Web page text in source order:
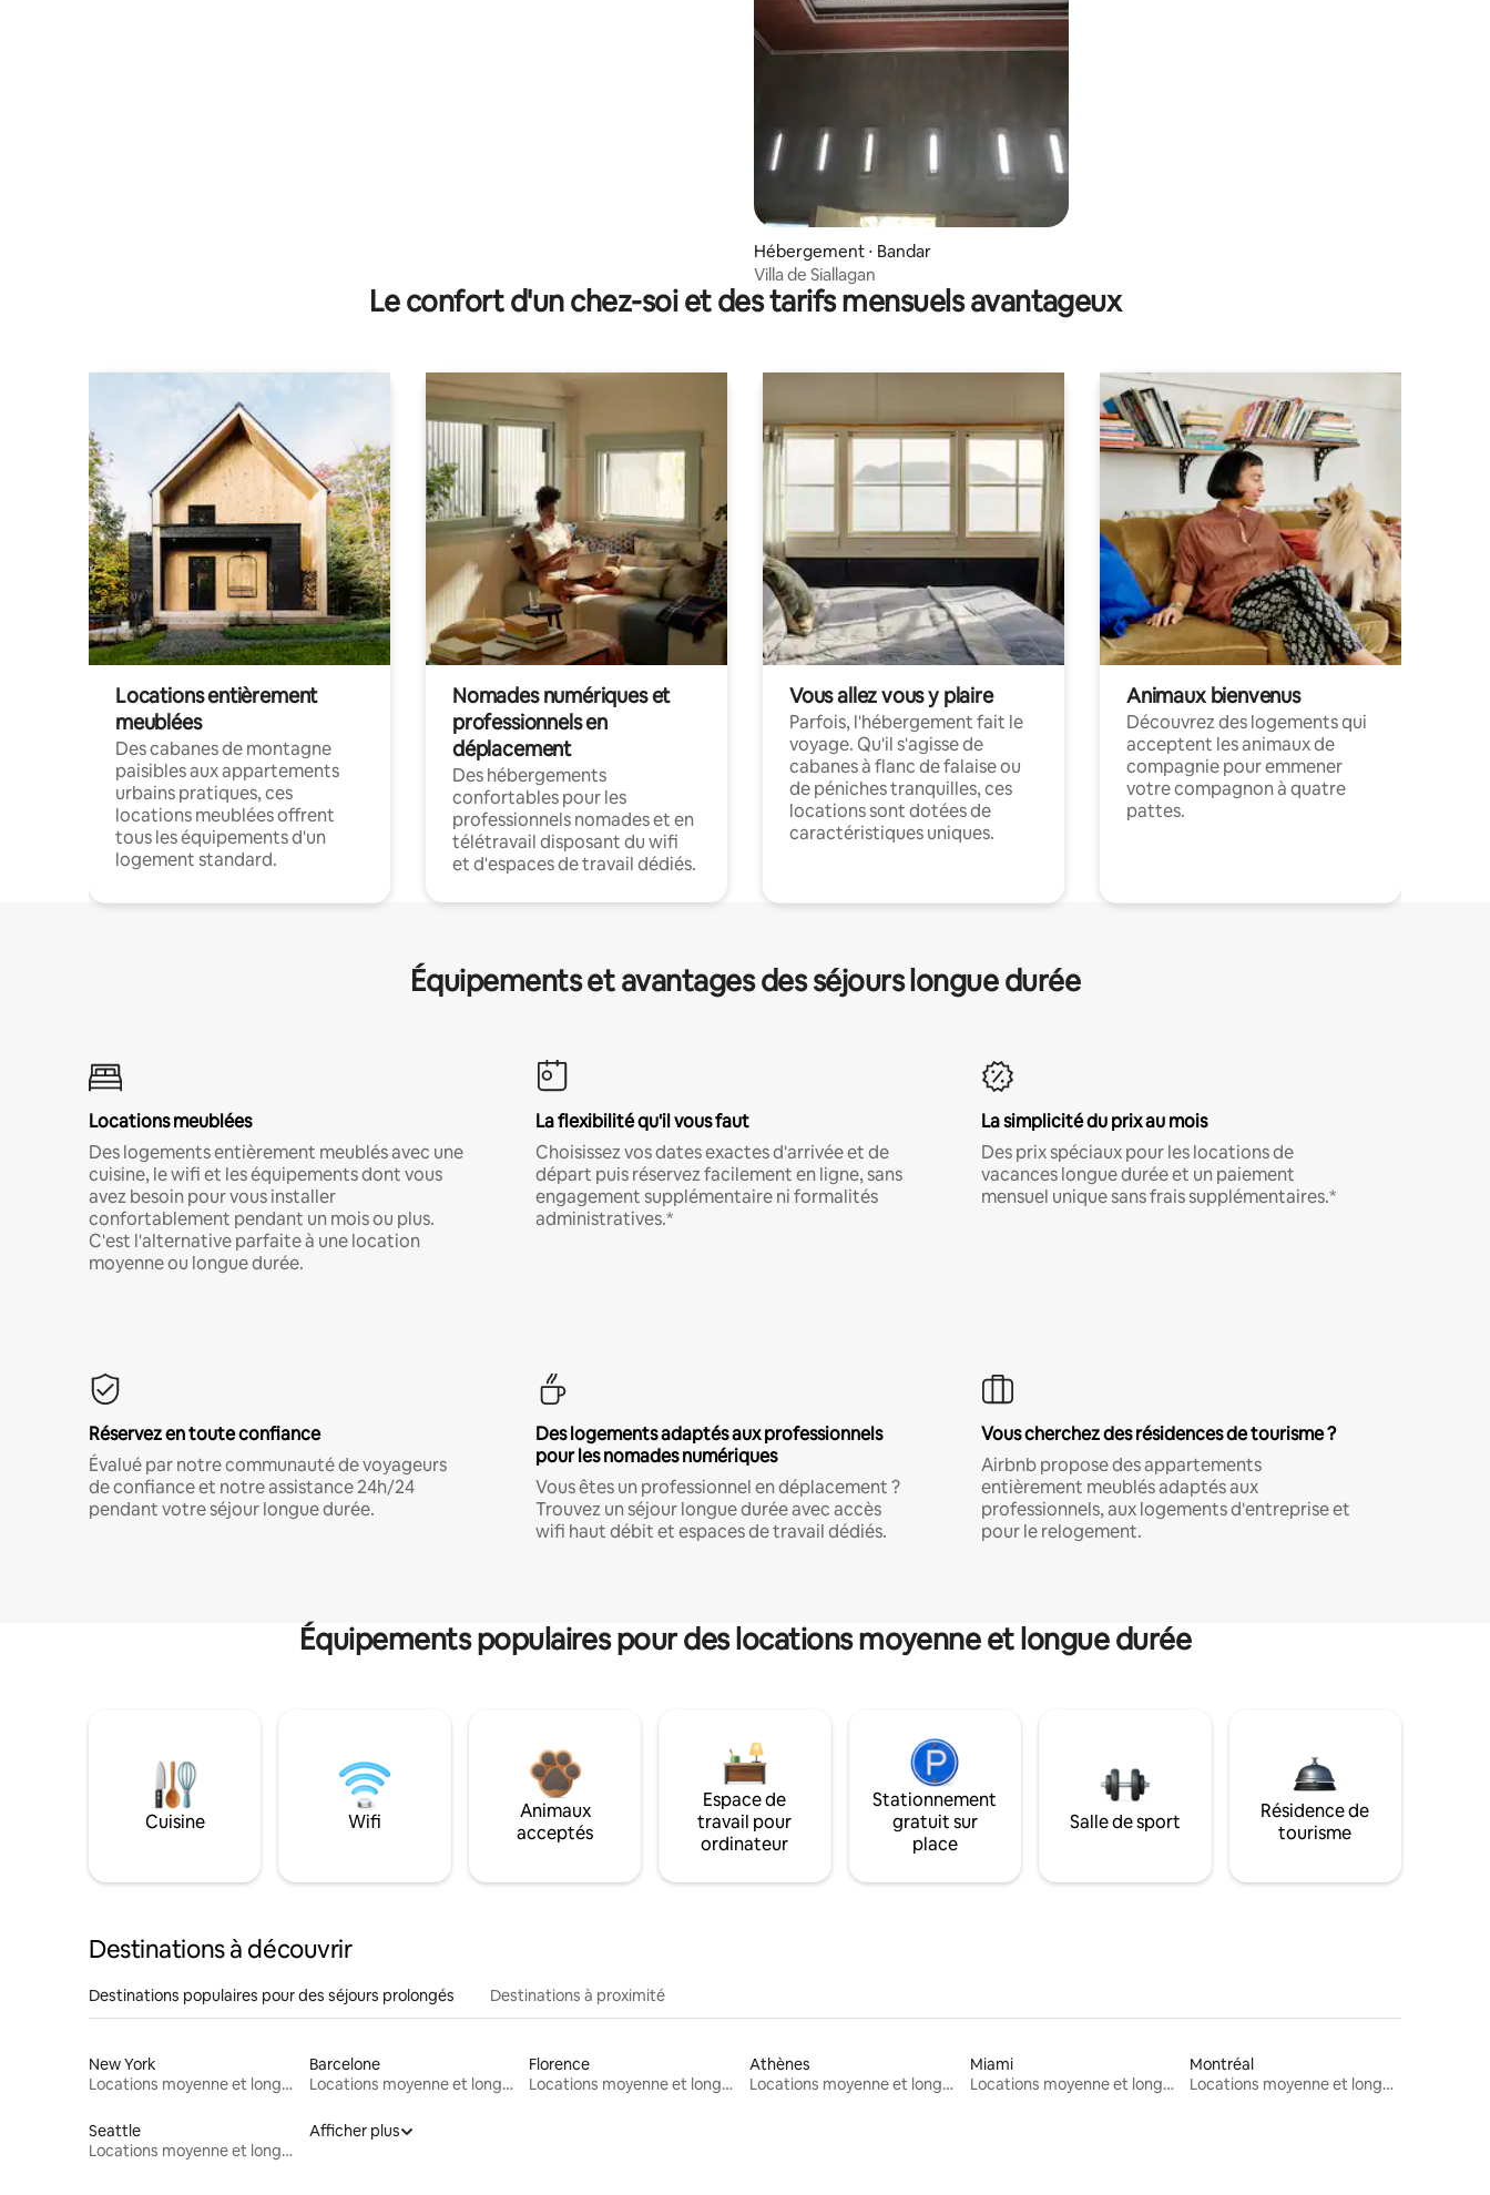
Hébergement ⋅ Bandar
Villa de Siallagan
Le confort d'un chez-soi et des tarifs mensuels avantageux
Locations entièrement
meublées
Des cabanes de montagne
paisibles aux appartements
urbains pratiques, ces
locations meublées offrent
tous les équipements d'un
logement standard.
Nomades numériques et
professionnels en
déplacement
Des hébergements
confortables pour les
professionnels nomades et en
télétravail disposant du wifi
et d'espaces de travail dédiés.
Vous allez vous y plaire
Parfois, l'hébergement fait le
voyage. Qu'il s'agisse de
cabanes à flanc de falaise ou
de péniches tranquilles, ces
locations sont dotées de
caractéristiques uniques.
Animaux bienvenus
Découvrez des logements qui
acceptent les animaux de
compagnie pour emmener
votre compagnon à quatre
pattes.
Équipements et avantages des séjours longue durée
Locations meublées
Des logements entièrement meublés avec une
cuisine, le wifi et les équipements dont vous
avez besoin pour vous installer
confortablement pendant un mois ou plus.
C'est l'alternative parfaite à une location
moyenne ou longue durée.
La flexibilité qu'il vous faut
Choisissez vos dates exactes d'arrivée et de
départ puis réservez facilement en ligne, sans
engagement supplémentaire ni formalités
administratives.*
La simplicité du prix au mois
Des prix spéciaux pour les locations de
vacances longue durée et un paiement
mensuel unique sans frais supplémentaires.*
Réservez en toute confiance
Évalué par notre communauté de voyageurs
de confiance et notre assistance 24h/24
pendant votre séjour longue durée.
Des logements adaptés aux professionnels
pour les nomades numériques
Vous êtes un professionnel en déplacement ?
Trouvez un séjour longue durée avec accès
wifi haut débit et espaces de travail dédiés.
Vous cherchez des résidences de tourisme ?
Airbnb propose des appartements
entièrement meublés adaptés aux
professionnels, aux logements d'entreprise et
pour le relogement.
Équipements populaires pour des locations moyenne et longue durée
Cuisine Wifi
Animaux
acceptés
Espace de
travail pour
ordinateur
Stationnement
gratuit sur
place
Salle de sport
Résidence de
tourisme
Destinations à découvrir
Destinations populaires pour des séjours prolongés Destinations à proximité
New York
Locations moyenne et longue durée
Barcelone
Locations moyenne et longue durée
Florence
Locations moyenne et longue durée
Athènes
Locations moyenne et longue durée
Miami
Locations moyenne et longue durée
Montréal
Locations moyenne et longue durée
Seattle
Locations moyenne et longue durée
Afficher plus